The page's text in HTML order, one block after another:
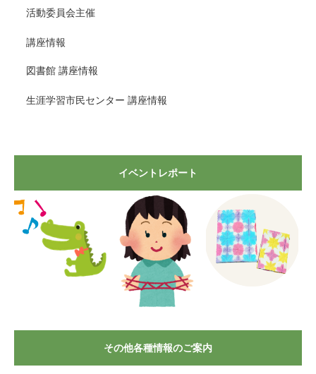
活動委員会主催
講座情報
図書館 講座情報
生涯学習市民センター 講座情報
イベントレポート
その他各種情報のご案内